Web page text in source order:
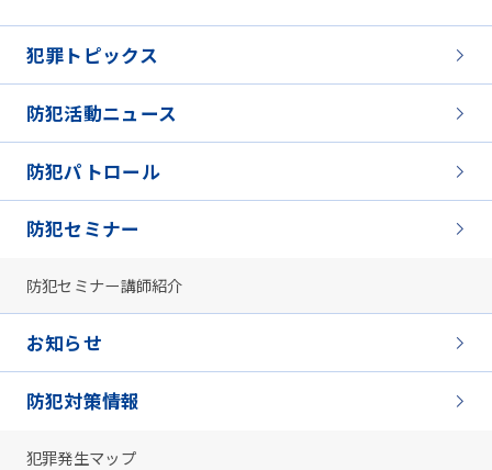
犯罪トピックス
防犯活動ニュース
防犯パトロール
防犯セミナー
防犯セミナー講師紹介
お知らせ
防犯対策情報
犯罪発生マップ